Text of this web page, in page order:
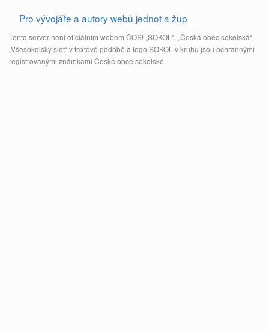
Pro vývojáře a autory webů jednot a žup
Tento server není oficiálním webem ČOS! „SOKOL“, „Česká obec sokolská“,
„Všesokolský slet“ v textové podobě a logo SOKOL v kruhu jsou ochrannými
registrovanými známkami České obce sokolské.